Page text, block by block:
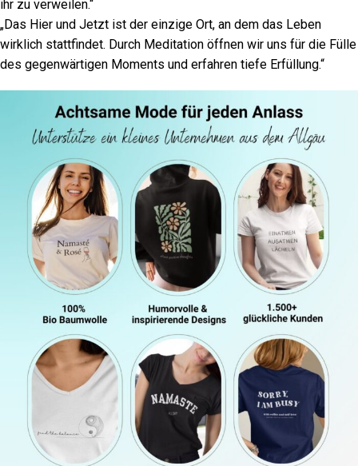
ihr zu verweilen.“
„Das Hier und Jetzt ist der einzige Ort, an dem das Leben
wirklich stattfindet. Durch Meditation öffnen wir uns für die Fülle
des gegenwärtigen Moments und erfahren tiefe Erfüllung.“